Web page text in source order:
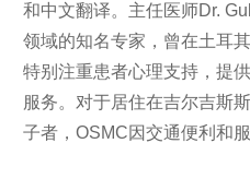
和中文翻译。主任医师Dr.
领域的知名专家，曾在土耳
特别注重患者心理支持，提
服务。对于居住在吉尔吉斯
子者，OSMC因交通便利和